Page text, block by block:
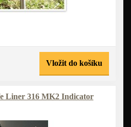
Vložit do košíku
Liner 316 MK2 Indicator